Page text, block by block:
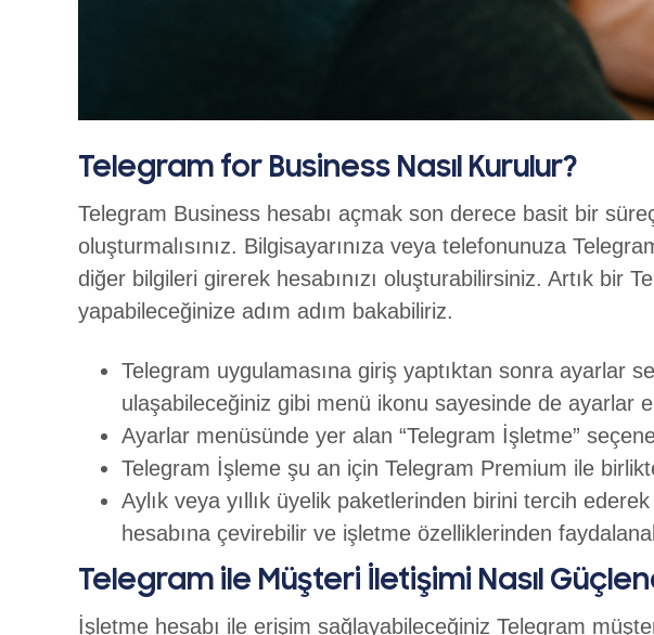
Telegram for Business Nasıl Kurulur?
Telegram Business hesabı açmak son derece basit bir
oluşturmalısınız. Bilgisayarınıza veya telefonunuza
diğer bilgileri girerek hesabınızı oluşturabilirsiniz. Artık bir
yapabileceğinize adım adım bakabiliriz.
Telegram uygulamasına giriş yaptıktan sonra ayarlar
ulaşabileceğiniz gibi menü ikonu sayesinde de ayarlar
Ayarlar menüsünde yer alan “Telegram İşletme”
Telegram İşleme şu an için Telegram Premium ile
Aylık veya yıllık üyelik paketlerinden birini tercih
hesabına çevirebilir ve işletme özelliklerinden
Telegram ile Müşteri İletişimi Nasıl
İşletme hesabı ile erişim sağlayabileceğiniz Telegram